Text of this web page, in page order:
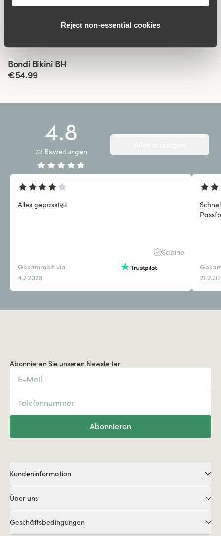
Reject non‑essential cookies
Ähnliche Produkte
Viewing image 1 of 8Neue
Maya bikini BH
Viewing image 1 of 8
Mixen und kombinieren
Maya bikini BH
Viewing image 1 of 4
Bondi Bikini BH
€54.99
4.8
32 Bewertungen
Alles gepasst👍
Sabine
Gesammelt via
4.7.2026
Abonnieren Sie unseren Newsletter
Abonnieren
Kundeninformation
Über uns
Geschäftsbedingungen